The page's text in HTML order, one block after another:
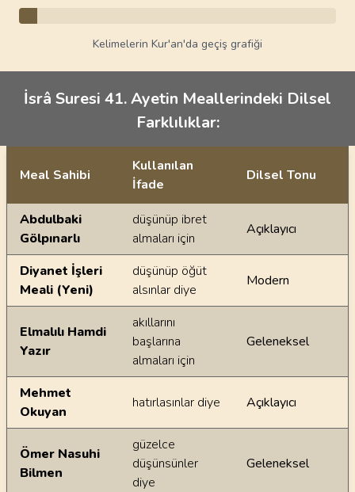
Kelimelerin Kur'an'da geçiş grafiği
İsrâ Suresi 41. Ayetin Meallerindeki Dilsel
Farklılıklar:
Ayetin meallerindeki dilsel farklılıklar
Meal Sahibi
Kullanılan
İfade
Dilsel Tonu
Abdulbaki
Gölpınarlı
düşünüp ibret
almaları için
Açıklayıcı
Diyanet İşleri
Meali (Yeni)
düşünüp öğüt
alsınlar diye
Modern
Elmalılı Hamdi
Yazır
akıllarını
başlarına
almaları için
Geleneksel
Mehmet
Okuyan
hatırlasınlar diye Açıklayıcı
Ömer Nasuhi
Bilmen
güzelce
düşünsünler
diye
Geleneksel